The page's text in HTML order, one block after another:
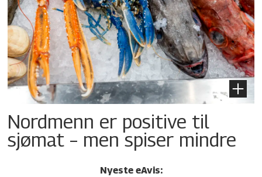
Nordmenn er positive til
sjømat – men spiser mindre
Nyeste eAvis: